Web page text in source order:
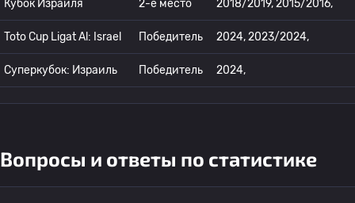
Кубок Израиля 2-е место 2018/2019, 2015/2016,
Toto Cup Ligat Al: Israel Победитель 2024, 2023/2024,
Суперкубок: Израиль Победитель 2024,
Вопросы и ответы по статистике